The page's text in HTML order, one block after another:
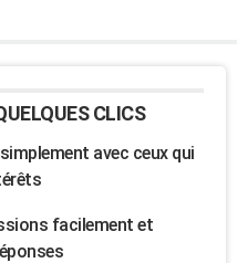
CLICS
avec ceux qui
facilement et